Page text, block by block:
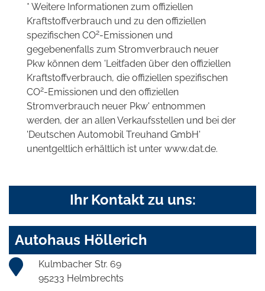
* Weitere Informationen zum offiziellen
Kraftstoffverbrauch und zu den offiziellen
spezifischen CO2-Emissionen und
gegebenenfalls zum Stromverbrauch neuer
Pkw können dem 'Leitfaden über den offiziellen
Kraftstoffverbrauch, die offiziellen spezifischen
CO2-Emissionen und den offiziellen
Stromverbrauch neuer Pkw' entnommen
werden, der an allen Verkaufsstellen und bei der
'Deutschen Automobil Treuhand GmbH'
unentgeltlich erhältlich ist unter www.dat.de.
Ihr Kontakt zu uns:
Autohaus Höllerich
Kulmbacher Str. 69
95233 Helmbrechts